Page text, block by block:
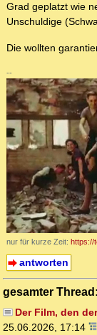
Grad geplatzt wie
Unschuldige
Die wollten
--
nur für kurze Zeit: https://
antworten
gesamter Thread:
Der Film, den
25.06.2026, 17:14